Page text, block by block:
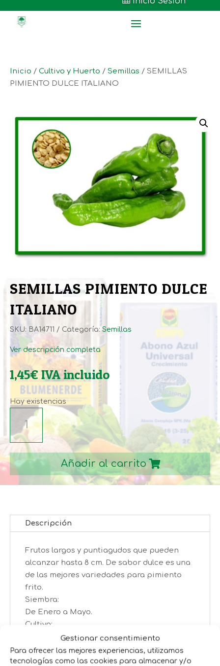
Gestionar consentimiento
Para ofrecer las mejores experiencias, utilizamos
tecnologías como las cookies para almacenar y/o
Inicio / Cultivo y Huerto / Semillas / SEMILLAS
PIMIENTO DULCE ITALIANO
SEMILLAS PIMIENTO DULCE
ITALIANO
SKU: BA14711 Categoría: Semillas
Ver descripción completa
1,45€ IVA incluido
Hay existencias
SEMILLAS
PIMIENTO
DULCE
ITALIANO
cantidad
Añadir al carrito
Descripción
Frutos largos y puntiagudos que pueden
alcanzar hasta 8 cm. De sabor dulce es una
de las mejores variedades para pimiento
frito.
Siembra:
De Enero a Mayo.
Cultivo:
En semillero, trasplantar cuando la planta
tenga 3-4 hojas
Cosecha: